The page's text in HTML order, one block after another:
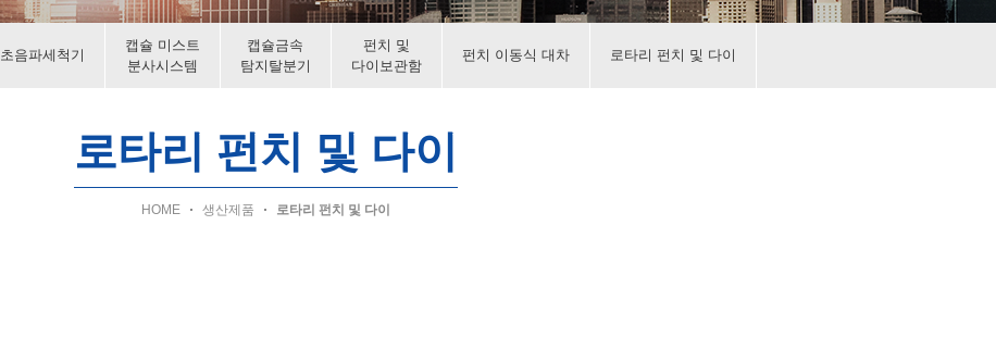
초음파세척기
캡슐 미스트
분사시스템
캡슐금속
탐지탈분기
펀치 및
다이보관함
펀치 이동식 대차 로타리 펀치 및 다이
로타리 펀치 및 다이
HOME 생산제품 로타리 펀치 및 다이